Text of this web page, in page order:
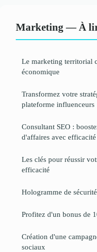
Marketing — À
Le marketing territorial
économique
Transformez votre
plateforme influenceurs
Consultant SEO :
d'affaires avec efficacité
Les clés pour réussir
efficacité
Hologramme de
Profitez d'un bonus de
Création d'une
sociaux